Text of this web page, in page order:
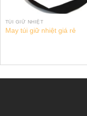
TÚI GIỮ NHIỆT
May túi giữ nhiệt giá rẻ